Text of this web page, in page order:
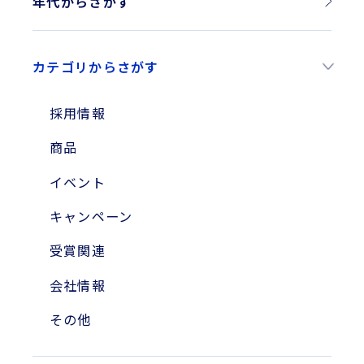
2025年
2024年
2023年
2010年
2004年
カテゴリからさがす
採用情報
商品
イベント
キャンペーン
受賞関連
会社情報
その他